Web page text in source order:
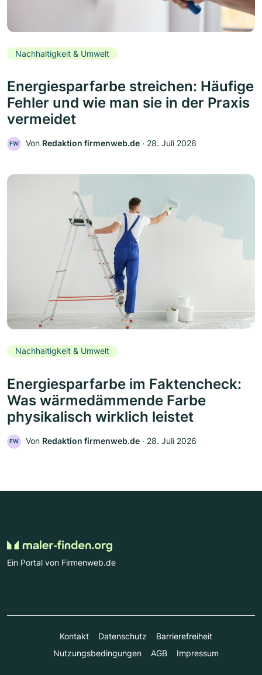
Nachhaltigkeit & Umwelt
Energiesparfarbe streichen: Häufige
Fehler und wie man sie in der Praxis
vermeidet
FW Von Redaktion firmenweb.de ‧ 28. Juli 2026
Nachhaltigkeit & Umwelt
Energiesparfarbe im Faktencheck:
Was wärmedämmende Farbe
physikalisch wirklich leistet
FW Von Redaktion firmenweb.de ‧ 28. Juli 2026
Ein Portal von Firmenweb.de
Kontakt Datenschutz
Barrierefreiheit
Nutzungsbedingungen
AGB Impressum